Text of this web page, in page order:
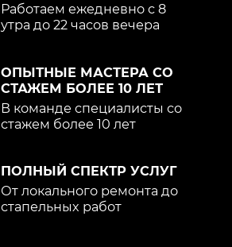
Работаем ежедневно с 8
утра до 22 часов вечера
ОПЫТНЫЕ МАСТЕРА СО
СТАЖЕМ БОЛЕЕ 10 ЛЕТ
В команде специалисты со
стажем более 10 лет
ПОЛНЫЙ СПЕКТР УСЛУГ
От локального ремонта до
стапельных работ